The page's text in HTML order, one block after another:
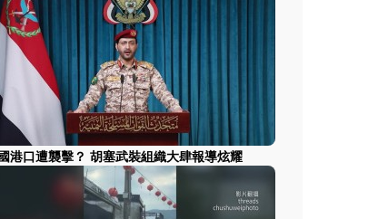
港口遭襲擊？ 胡塞武裝組織大肆報導炫耀